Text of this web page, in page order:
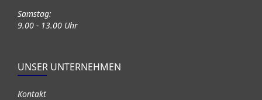
Samstag:
9.00 - 13.00 Uhr
UNSER UNTERNEHMEN
Kontakt